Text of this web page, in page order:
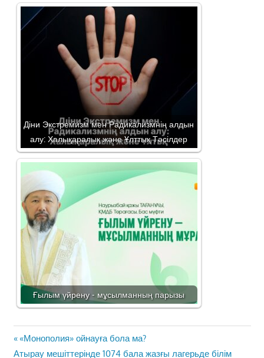
Діни Экстремизм мен Радикализмнің алдын
алу: Халықаралық және Ұлттық Тәсілдер
Ғылым үйрену - мұсылманның парызы
Жазба
навигациясы
Previous
Post:
«Монополия» ойнауға бола ма?
Next
Атырау мешіттерінде 1074 бала жазғы лагерьде білім